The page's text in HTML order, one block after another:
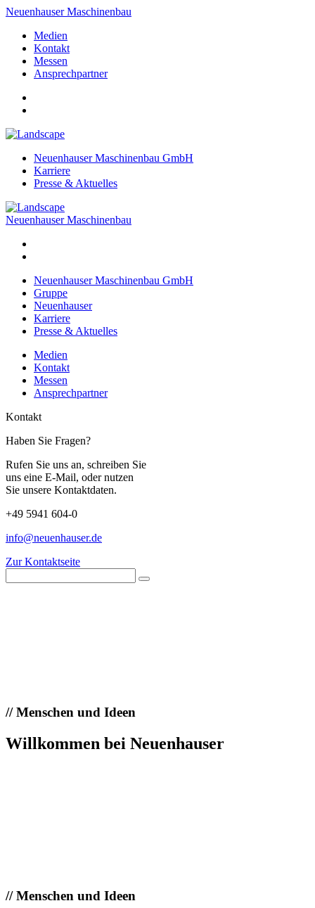
Neuenhauser Maschinenbau
Medien
Kontakt
Messen
Ansprechpartner
Neuenhauser Maschinenbau GmbH
Karriere
Presse & Aktuelles
Neuenhauser Maschinenbau
Neuenhauser Maschinenbau GmbH
Gruppe
Neuenhauser
Karriere
Presse & Aktuelles
Medien
Kontakt
Messen
Ansprechpartner
Kontakt
Haben Sie Fragen?
Rufen Sie uns an, schreiben Sie
uns eine E-Mail, oder nutzen
Sie unsere Kontaktdaten.
+49 5941 604-0
info@neuenhauser.de
Zur Kontaktseite
//Menschen und Ideen
Willkommen bei Neuenhauser
//Menschen und Ideen